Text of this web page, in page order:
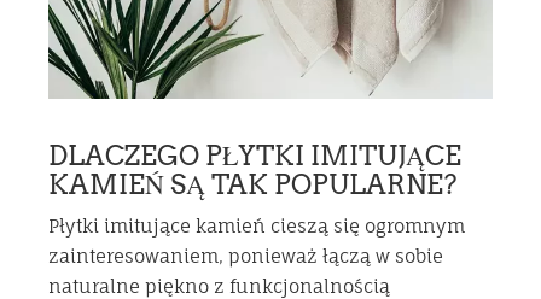
DLACZEGO PŁYTKI IMITUJĄCE
KAMIEŃ SĄ TAK POPULARNE?
Płytki imitujące kamień cieszą się ogromnym
zainteresowaniem, ponieważ łączą w sobie
naturalne piękno z funkcjonalnością